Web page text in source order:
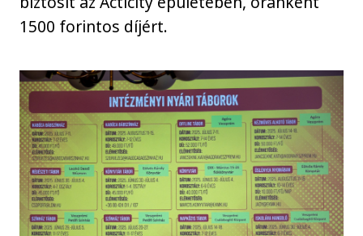
1500 forintos díjért.